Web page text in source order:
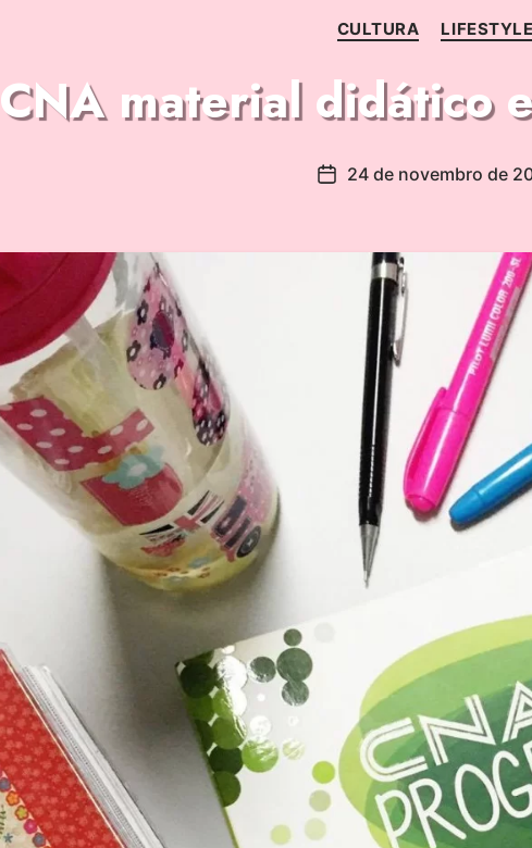
CULTURA LIFESTYLE
CNA material didático
24 de novembro de